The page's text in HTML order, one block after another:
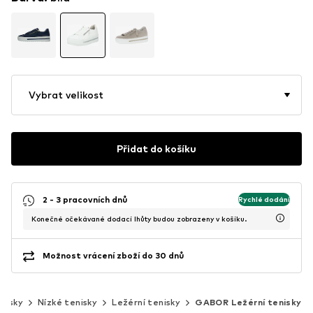
Vybrat velikost
Přidat do košíku
2 - 3 pracovních dnů Rychlé dodání
Konečné očekávané dodací lhůty budou zobrazeny v košíku.
Možnost vrácení zboží do 30 dnů
Nízké tenisky Ležérní tenisky GABOR Ležérní tenisky